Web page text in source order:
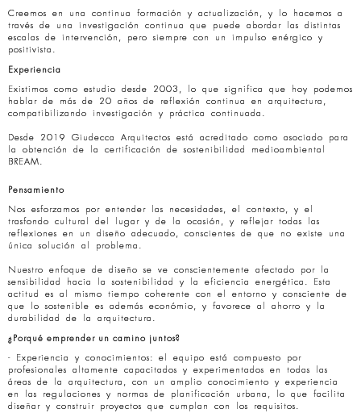
Creemos en una continua formación y actualización, y lo hacemos a
través de una investigación continua que puede abordar las distintas
escalas de intervención, pero siempre con un impulso enérgico y
positivista.
Experiencia
Existimos como estudio desde 2003, lo que significa que hoy podemos
hablar de más de 20 años de reflexión continua en arquitectura,
compatibilizando investigación y práctica continuada.
Desde 2019 Giudecca Arquitectos está acreditado como asociado para
la obtención de la certificación de sostenibilidad medioambiental
BREAM.
Pensamiento
Nos esforzamos por entender las necesidades, el contexto, y el
trasfondo cultural del lugar y de la ocasión, y reflejar todas las
reflexiones en un diseño adecuado, conscientes de que no existe una
única solución al problema.
Nuestro enfoque de diseño se ve conscientemente afectado por la
sensibilidad hacia la sostenibilidad y la eficiencia energética. Esta
actitud es al mismo tiempo coherente con el entorno y consciente de
que lo sostenible es además económio, y favorece al ahorro y la
durabilidad de la arquitectura.
¿Porqué emprender un camino juntos?
- Experiencia y conocimientos: el equipo está compuesto por
profesionales altamente capacitados y experimentados en todas las
áreas de la arquitectura, con un amplio conocimiento y experiencia
en las regulaciones y normas de planificación urbana, lo que facilita
diseñar y construir proyectos que cumplan con los requisitos.